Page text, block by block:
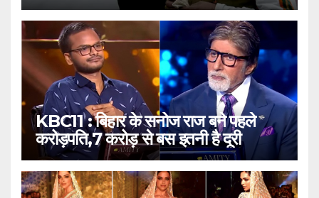
KBC11 : बिहार के सनोज राज बने पहले
करोड़पति,7 करोड़ से बस इतनी है दूरी